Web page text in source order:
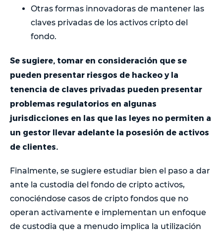
Otras formas innovadoras de mantener las
claves privadas de los activos cripto del
fondo.
Se sugiere, tomar en consideración que se
pueden presentar riesgos de hackeo y la
tenencia de claves privadas pueden presentar
problemas regulatorios en algunas
jurisdicciones en las que las leyes no permiten a
un gestor llevar adelante la posesión de activos
de clientes.
Finalmente, se sugiere estudiar bien el paso a dar
ante la custodia del fondo de cripto activos,
conociéndose casos de cripto fondos que no
operan activamente e implementan un enfoque
de custodia que a menudo implica la utilización